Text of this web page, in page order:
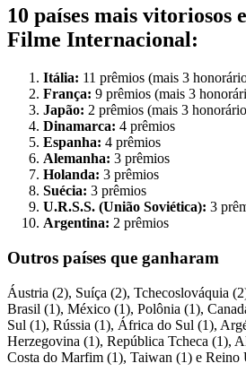
10 países mais vitoriosos
Filme Internacional:
Itália: 11 prêmios (mais 3
França: 9 prêmios (mais 3
Japão: 2 prêmios (mais 3
Dinamarca: 4 prêmios
Espanha: 4 prêmios
Alemanha: 3 prêmios
Holanda: 3 prêmios
Suécia: 3 prêmios
U.R.S.S. (União Soviética): 3
Argentina: 2 prêmios
Outros países que ganharam
Áustria (2), Suíça (2), Tchecoslováquia
Brasil (1), México (1), Polônia (1),
Sul (1), Rússia (1), África do Sul (1),
Herzegovina (1), República Tcheca (1),
Costa do Marfim (1), Taiwan (1) e Reino